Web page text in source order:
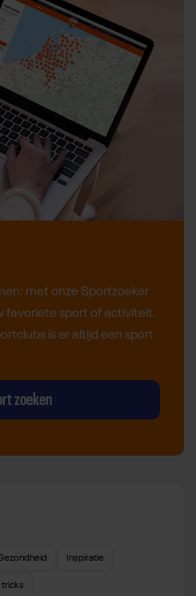
met onze Sportzoeker
favoriete sport of activiteit.
is er altijd een sport
zoeken
Inspiratie
tricks